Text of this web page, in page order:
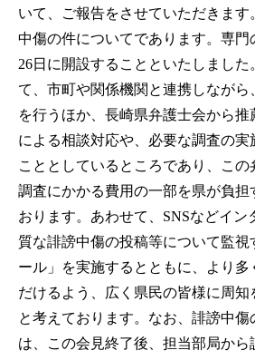
いて、ご報告をさせていただきま
中傷の件についてであります。専門
26日に開設することといたしました
て、市町や関係機関と連携しながら
を行うほか、長崎県弁護士会から
による相談対応や、必要な調査の実
こととしているところであり、こ
調査にかかる費用の一部を県が負担
おります。あわせて、SNSなどイン
質な誹謗中傷の投稿等について監視
ール」を実施するとともに、より多
だけるよう、広く県民の皆様に周知
と考えております。なお、誹謗中傷
は、この会見終了後、担当部局か